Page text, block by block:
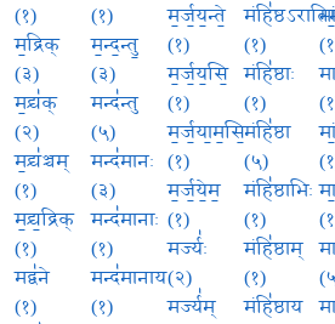
(१)
म॒द्रिक्
(३)
म॒द्र्य॑क्
(२)
म॒द्र्य॑ञ्चम्
(१)
म॒द्र्य॒द्रिक्
(१)
मद्व॑ने
(१)
(१)
म॒न्द॒न्तु॒
(३)
मन्द॑न्तु
(५)
मन्द॑मानः
(३)
मन्द॑मानाः
(१)
मन्द॑मानाय
(१)
म॒र्ज॒य॒न्ते॒
(१)
म॒र्ज॒य॒सि॒
(१)
म॒र्ज॒या॒म॒सि॒
(१)
म॒र्ज॒ये॒म॒
(१)
मर्ज्यः॑
(२)
मर्ज्य॑म्
(१)
मंहि॑ष्ठाः
(१)
मंहि॑ष्ठा
(५)
मंहि॑ष्ठाभिः
(१)
मंहि॑ष्ठाम्
(१)
मंहि॑ष्ठाय